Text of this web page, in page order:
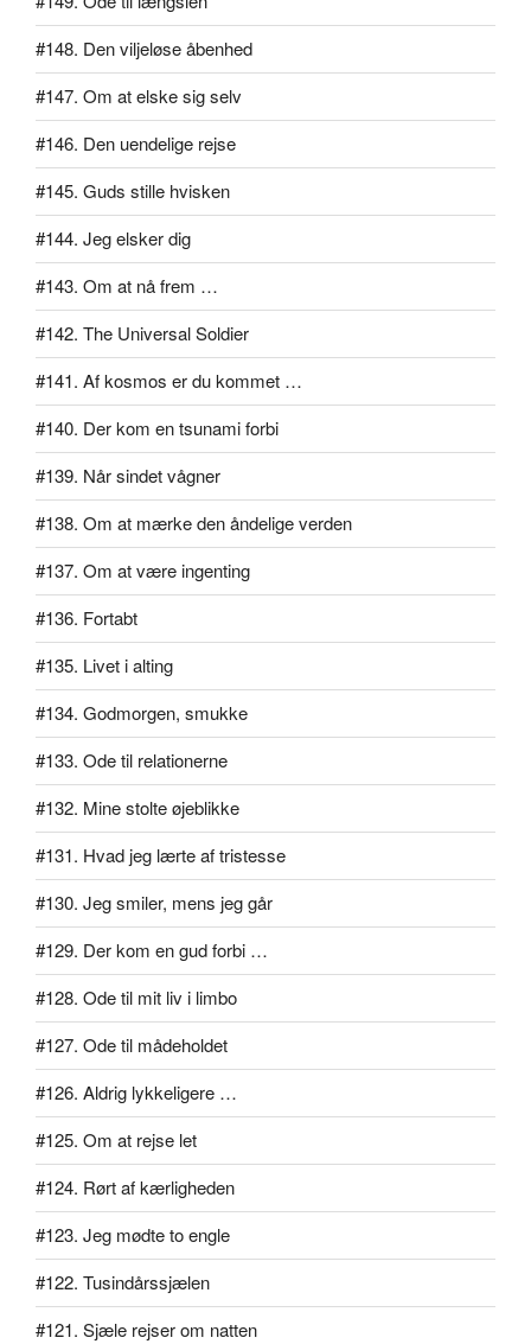
#148. Den viljeløse åbenhed
#147. Om at elske sig selv
#146. Den uendelige rejse
#145. Guds stille hvisken
#144. Jeg elsker dig
#143. Om at nå frem …
#142. The Universal Soldier
#141. Af kosmos er du kommet …
#140. Der kom en tsunami forbi
#139. Når sindet vågner
#138. Om at mærke den åndelige verden
#137. Om at være ingenting
#136. Fortabt
#135. Livet i alting
#134. Godmorgen, smukke
#133. Ode til relationerne
#132. Mine stolte øjeblikke
#131. Hvad jeg lærte af tristesse
#130. Jeg smiler, mens jeg går
#129. Der kom en gud forbi …
#128. Ode til mit liv i limbo
#127. Ode til mådeholdet
#126. Aldrig lykkeligere …
#125. Om at rejse let
#124. Rørt af kærligheden
#123. Jeg mødte to engle
#122. Tusindårssjælen
#121. Sjæle rejser om natten